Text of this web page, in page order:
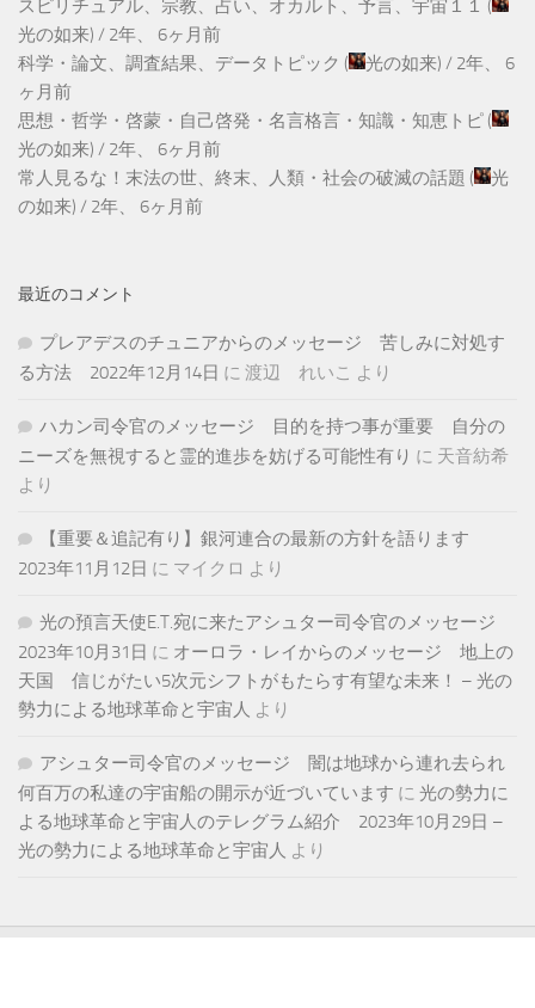
スピリチュアル、宗教、占い、オカルト、予言、宇宙１１ (
光の如来) / 2年、 6ヶ月前
科学・論文、調査結果、データトピック ( 光の如来) / 2年、 6
ヶ月前
思想・哲学・啓蒙・自己啓発・名言格言・知識・知恵トピ (
光の如来) / 2年、 6ヶ月前
常人見るな！末法の世、終末、人類・社会の破滅の話題 (
光
の如来) / 2年、 6ヶ月前
最近のコメント
プレアデスのチュニアからのメッセージ 苦しみに対処す
る方法 2022年12月14日 に 渡辺 れいこ より
ハカン司令官のメッセージ 目的を持つ事が重要 自分の
ニーズを無視すると霊的進歩を妨げる可能性有り に 天音紡希
より
【重要＆追記有り】銀河連合の最新の方針を語ります
2023年11月12日 に マイクロ より
光の預言天使E.T.宛に来たアシュター司令官のメッセージ
2023年10月31日 に オーロラ・レイからのメッセージ 地上の
天国 信じがたい5次元シフトがもたらす有望な未来！ – 光の
勢力による地球革命と宇宙人 より
アシュター司令官のメッセージ 闇は地球から連れ去られ
何百万の私達の宇宙船の開示が近づいています に 光の勢力に
よる地球革命と宇宙人のテレグラム紹介 2023年10月29日 –
光の勢力による地球革命と宇宙人 より